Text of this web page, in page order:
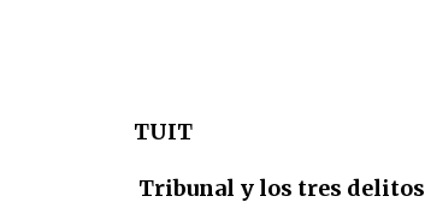
TUIT
Tribunal y los tres delitos